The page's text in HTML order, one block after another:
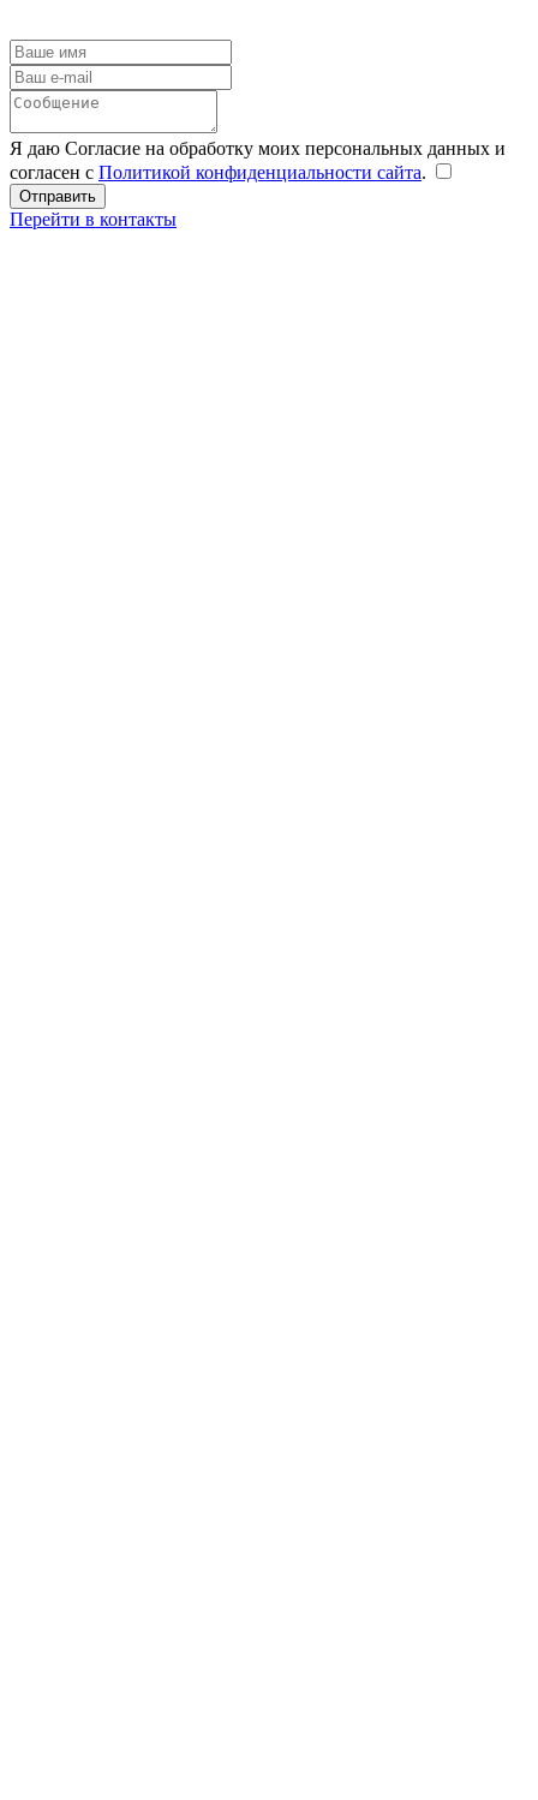
Я даю Согласие на обработку моих персональных данных и
согласен с Политикой конфиденциальности сайта.
Перейти в контакты